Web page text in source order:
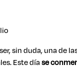
sin duda, una de
Este díase